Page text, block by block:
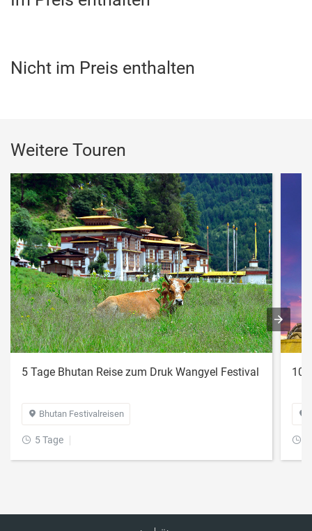
Nicht im Preis enthalten
Weitere Touren
5 Tage Bhutan Reise zum Druk Wangyel Festival
 Bhutan Festivalreisen
 5 Tage
10

